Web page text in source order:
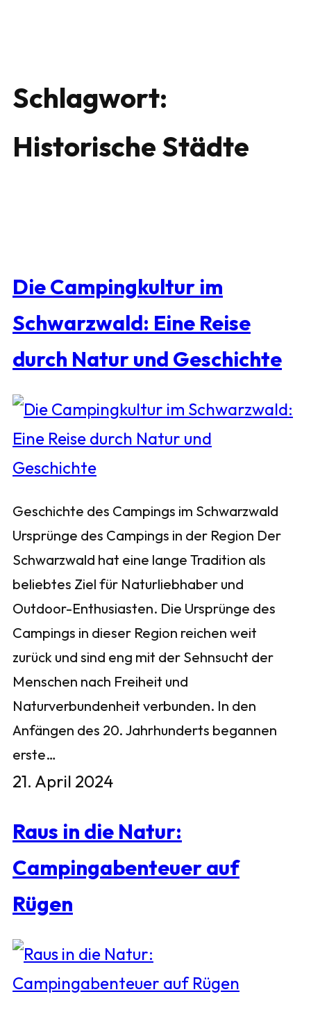
Schlagwort:
Historische Städte
Die Campingkultur im
Schwarzwald: Eine Reise
durch Natur und Geschichte
Geschichte des Campings im Schwarzwald
Ursprünge des Campings in der Region Der
Schwarzwald hat eine lange Tradition als
beliebtes Ziel für Naturliebhaber und
Outdoor-Enthusiasten. Die Ursprünge des
Campings in dieser Region reichen weit
zurück und sind eng mit der Sehnsucht der
Menschen nach Freiheit und
Naturverbundenheit verbunden. In den
Anfängen des 20. Jahrhunderts begannen
erste…
21. April 2024
Raus in die Natur:
Campingabenteuer auf
Rügen